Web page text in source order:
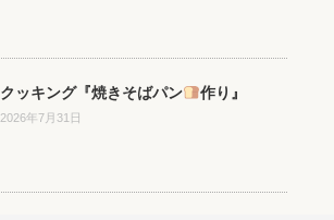
クッキング『焼きそばパン 作り』
2026年7月31日